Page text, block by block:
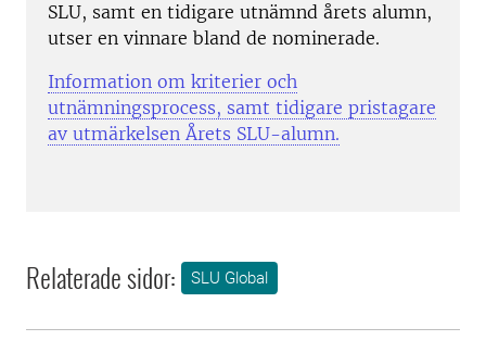
SLU, samt en tidigare utnämnd årets alumn,
utser en vinnare bland de nominerade.
Information om kriterier och
utnämningsprocess, samt tidigare pristagare
av utmärkelsen Årets SLU-alumn.
Relaterade sidor: SLU Global